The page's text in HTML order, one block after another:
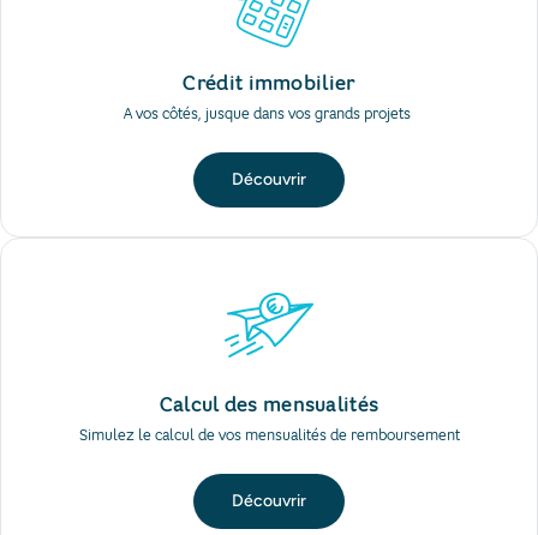
Crédit immobilier
A vos côtés, jusque dans vos grands projets ​
Découvrir
Calcul des mensualités
Simulez le calcul de vos mensualités de remboursement
Découvrir